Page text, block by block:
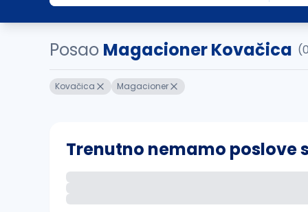
Posao Magacioner Kovačica
Kovačica Magacioner
Trenutno nemamo poslove